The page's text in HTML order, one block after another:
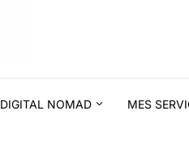
DIGITAL NOMAD MES